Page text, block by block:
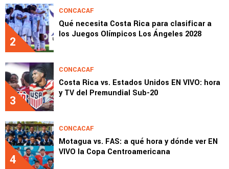
2
CONCACAF
Qué necesita Costa Rica para clasificar a
los Juegos Olímpicos Los Ángeles 2028
3
CONCACAF
Costa Rica vs. Estados Unidos EN VIVO: hora
y TV del Premundial Sub-20
4
CONCACAF
Motagua vs. FAS: a qué hora y dónde ver EN
VIVO la Copa Centroamericana